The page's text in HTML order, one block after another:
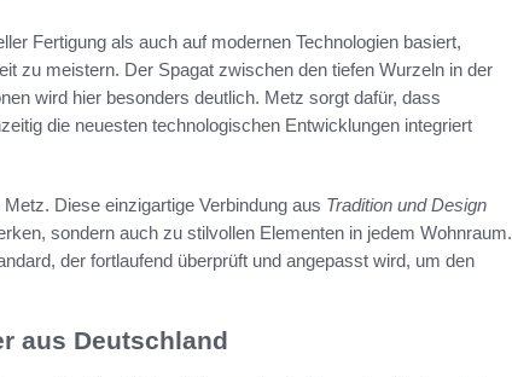
Fertigung als auch auf modernen Technologien basiert,
zu meistern. Der Spagat zwischen den tiefen Wurzeln in der
wird hier besonders deutlich. Metz sorgt dafür, dass
die neuesten technologischen Entwicklungen integriert
Diese einzigartige Verbindung aus Tradition und Design
sondern auch zu stilvollen Elementen in jedem Wohnraum.
der fortlaufend überprüft und angepasst wird, um den
aus Deutschland